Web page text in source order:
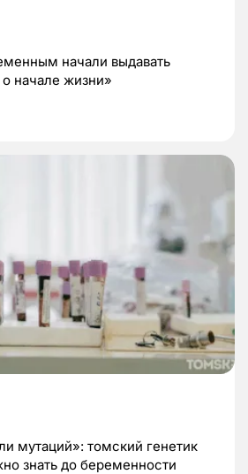
начали выдавать
начале жизни»
мутаций»: томский генетик
знать до беременности